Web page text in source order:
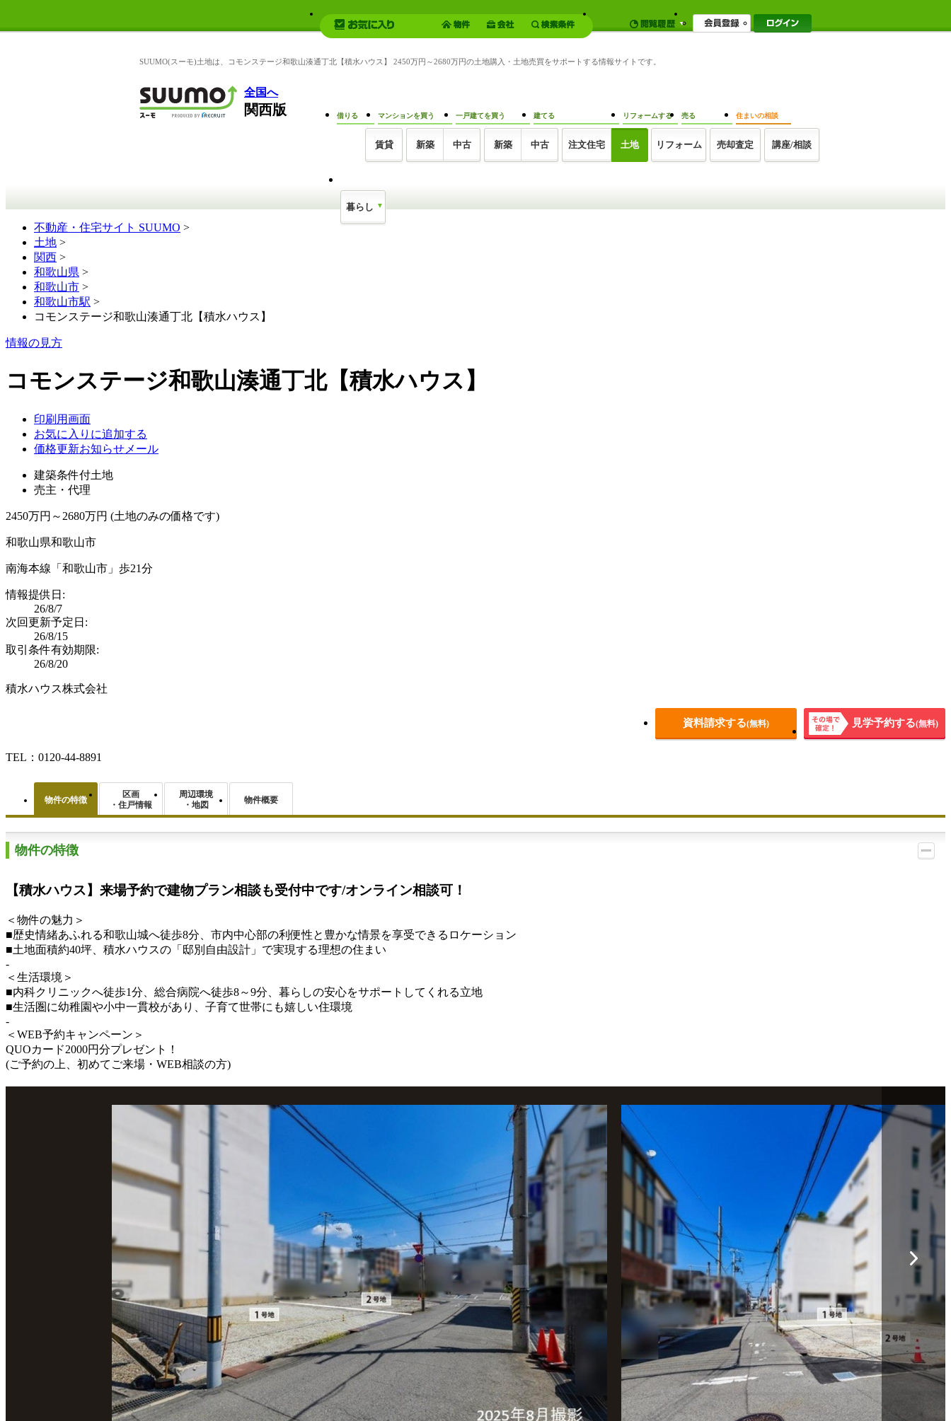
SUUMO(スーモ)土地は、コモンステージ和歌山湊通丁北【積水ハウス】 2450万円～2680万円の土地購入・土地売買をサポートする情報サイトです。
全国へ
関西版 借りる
賃貸
マンションを買う
新築 中古
一戸建てを買う
新築 中古
建てる
注文住宅 土地
リフォームする
リフォーム
売る
売却査定
住まいの相談
講座/相談
暮らし
不動産・住宅サイト SUUMO >
土地 >
関西 >
和歌山県 >
和歌山市 >
和歌山市駅 >
コモンステージ和歌山湊通丁北【積水ハウス】
情報の見方
コモンステージ和歌山湊通丁北【積水ハウス】
印刷用画面
お気に入りに追加する
価格更新お知らせメール
建築条件付土地
売主・代理
2450万円～2680万円 (土地のみの価格です)
和歌山県和歌山市
南海本線「和歌山市」歩21分
情報提供日:
26/8/7
次回更新予定日:
26/8/15
取引条件有効期限:
26/8/20
積水ハウス株式会社
資料請求する(無料)
その場
見学予約する(無料)
TEL：0120-44-8891
物件の特徴
区画
・住戸情報
周辺環境
・地図
物件概要
物件の特徴
【積水ハウス】来場予約で建物プラン相談も受付中です/オンライン相談可！
＜物件の魅力＞
■歴史情緒あふれる和歌山城へ徒歩8分、市内中心部の利便性と豊かな情景を享受できるロケーション
■土地面積約40坪、積水ハウスの「邸別自由設計」で実現する理想の住まい
-
＜生活環境＞
■内科クリニックへ徒歩1分、総合病院へ徒歩8～9分、暮らしの安心をサポートしてくれる立地
■生活圏に幼稚園や小中一貫校があり、子育て世帯にも嬉しい住環境
-
＜WEB予約キャンペーン＞
QUOカード2000円分プレゼント！
(ご予約の上、初めてご来場・WEB相談の方)